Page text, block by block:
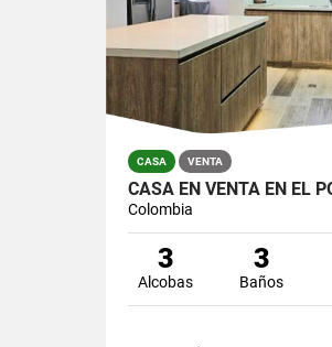
CASA VENTA
Colombia
3
Alcobas
3
Baños